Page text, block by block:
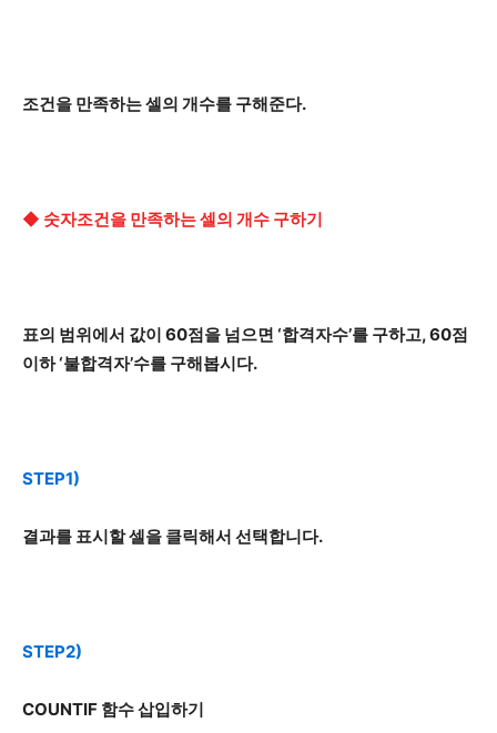
조건을 만족하는 셀의 개수를 구해준다.
◆ 숫자조건을 만족하는 셀의 개수 구하기
표의 범위에서 값이 60점을 넘으면 ‘합격자수’를 구하고, 60점
이하 ‘불합격자’수를 구해봅시다.
STEP1)
결과를 표시할 셀을 클릭해서 선택합니다.
STEP2)
COUNTIF 함수 삽입하기